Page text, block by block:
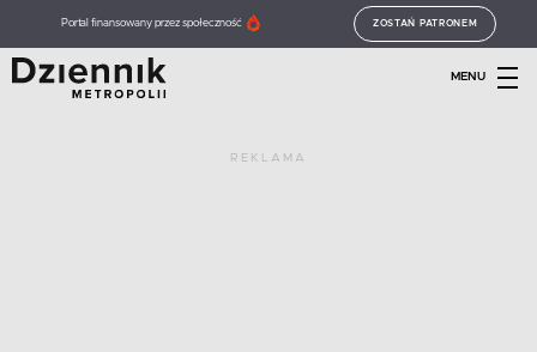
Portal finansowany przez społeczność ZOSTAŃ PATRONEM
MENU
REKLAMA